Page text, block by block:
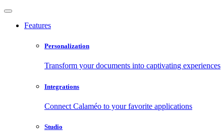
Features
Personalization
Transform your documents into captivating experiences
Integrations
Connect Calaméo to your favorite applications
Studio